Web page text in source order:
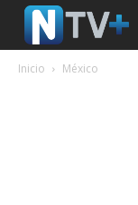
Inicio México